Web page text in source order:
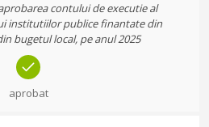
contului de executie al
institutiilor publice finantate din
bugetul local, pe anul 2025
aprobat